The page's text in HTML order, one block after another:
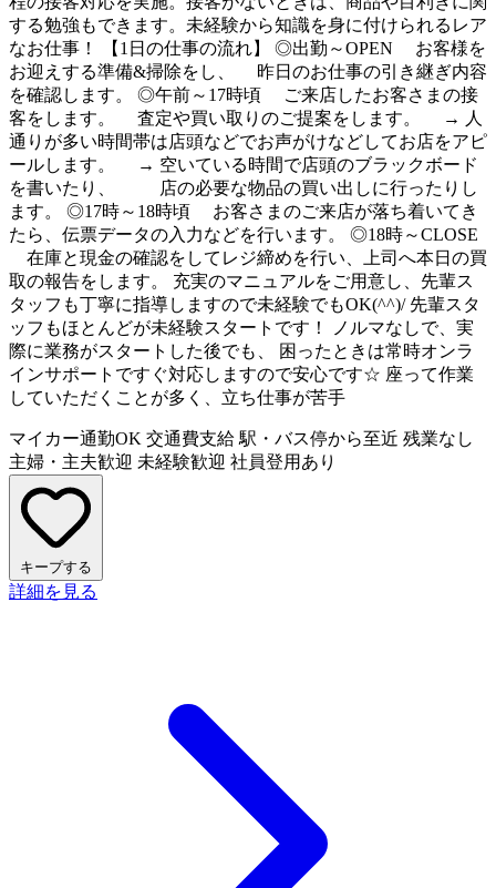
する勉強もできます。未経験から知識を身に付けられるレア
なお仕事！ 【1日の仕事の流れ】 ◎出勤～OPEN お客様を
お迎えする準備&掃除をし、 昨日のお仕事の引き継ぎ内容
を確認します。 ◎午前～17時頃 ご来店したお客さまの接
客をします。 査定や買い取りのご提案をします。 → 人
通りが多い時間帯は店頭などでお声がけなどしてお店をアピ
ールします。 → 空いている時間で店頭のブラックボード
を書いたり、 店の必要な物品の買い出しに行ったりし
ます。 ◎17時～18時頃 お客さまのご来店が落ち着いてき
たら、伝票データの入力などを行います。 ◎18時～CLOSE
在庫と現金の確認をしてレジ締めを行い、上司へ本日の買
取の報告をします。 充実のマニュアルをご用意し、先輩ス
タッフも丁寧に指導しますので未経験でもOK(^^)/ 先輩スタ
ッフもほとんどが未経験スタートです！ ノルマなしで、実
際に業務がスタートした後でも、 困ったときは常時オンラ
インサポートですぐ対応しますので安心です☆ 座って作業
していただくことが多く、立ち仕事が苦手
マイカー通勤OK 交通費支給 駅・バス停から至近 残業なし
主婦・主夫歓迎 未経験歓迎 社員登用あり
キープする
詳細を見る